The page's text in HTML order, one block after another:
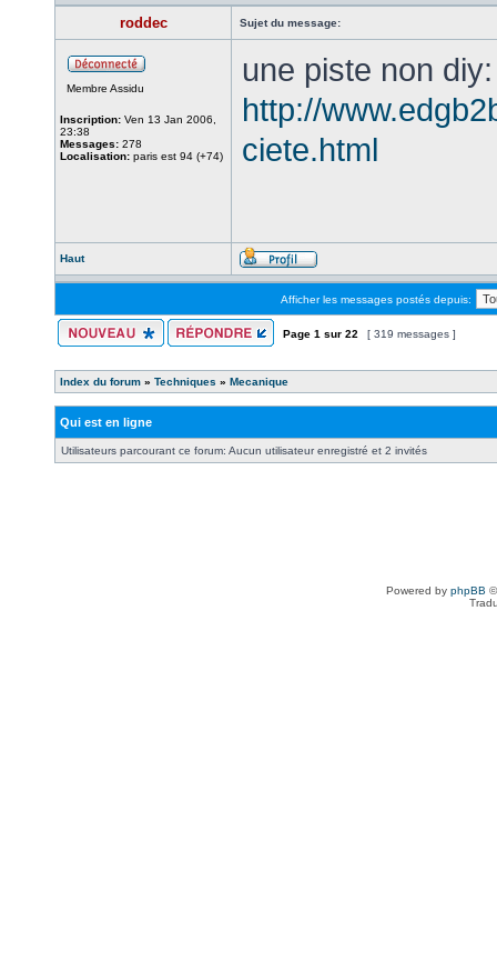
roddec Sujet du message:
Membre Assidu
Inscription: Ven 13 Jan 2006,
23:38
Messages: 278
Localisation: paris est 94 (+74)
une piste non diy:
http://
ciete.html
Haut
Afficher les messages postés depuis:
Page 1 sur 22 [ 319 messages ]
Index du forum » Techniques » Mecanique
Qui est en ligne
Utilisateurs parcourant ce forum: Aucun utilisateur enregistré et 2 invités
Powered by phpBB